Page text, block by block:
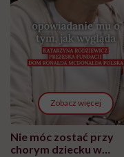
Zobacz więcej
Nie móc zostać przy
chorym dziecku w